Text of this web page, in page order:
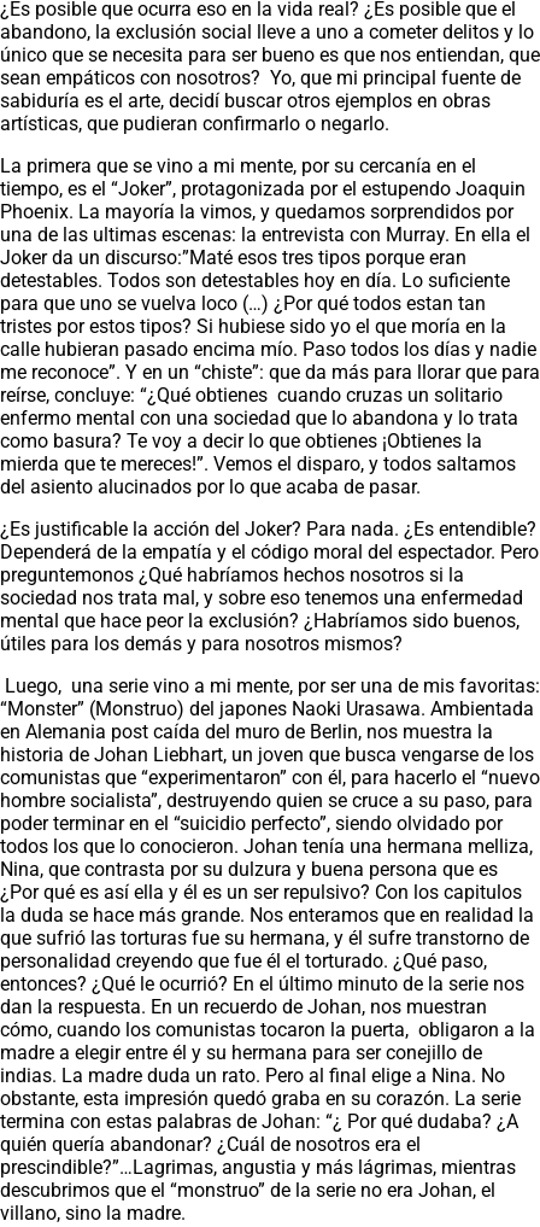
¿Es posible que ocurra eso en la vida real? ¿Es posible que el
abandono, la exclusión social lleve a uno a cometer delitos y lo
único que se necesita para ser bueno es que nos entiendan, que
sean empáticos con nosotros? Yo, que mi principal fuente de
sabiduría es el arte, decidí buscar otros ejemplos en obras
artísticas, que pudieran confirmarlo o negarlo.
La primera que se vino a mi mente, por su cercanía en el
tiempo, es el “Joker”, protagonizada por el estupendo Joaquin
Phoenix. La mayoría la vimos, y quedamos sorprendidos por
una de las ultimas escenas: la entrevista con Murray. En ella el
Joker da un discurso:”Maté esos tres tipos porque eran
detestables. Todos son detestables hoy en día. Lo suficiente
para que uno se vuelva loco (…) ¿Por qué todos estan tan
tristes por estos tipos? Si hubiese sido yo el que moría en la
calle hubieran pasado encima mío. Paso todos los días y nadie
me reconoce”. Y en un “chiste”: que da más para llorar que para
reírse, concluye: “¿Qué obtienes cuando cruzas un solitario
enfermo mental con una sociedad que lo abandona y lo trata
como basura? Te voy a decir lo que obtienes ¡Obtienes la
mierda que te mereces!”. Vemos el disparo, y todos saltamos
del asiento alucinados por lo que acaba de pasar.
¿Es justificable la acción del Joker? Para nada. ¿Es entendible?
Dependerá de la empatía y el código moral del espectador. Pero
preguntemonos ¿Qué habríamos hechos nosotros si la
sociedad nos trata mal, y sobre eso tenemos una enfermedad
mental que hace peor la exclusión? ¿Habríamos sido buenos,
útiles para los demás y para nosotros mismos?
Luego, una serie vino a mi mente, por ser una de mis favoritas:
“Monster” (Monstruo) del japones Naoki Urasawa. Ambientada
en Alemania post caída del muro de Berlin, nos muestra la
historia de Johan Liebhart, un joven que busca vengarse de los
comunistas que “experimentaron” con él, para hacerlo el “nuevo
hombre socialista”, destruyendo quien se cruce a su paso, para
poder terminar en el “suicidio perfecto”, siendo olvidado por
todos los que lo conocieron. Johan tenía una hermana melliza,
Nina, que contrasta por su dulzura y buena persona que es
¿Por qué es así ella y él es un ser repulsivo? Con los capitulos
la duda se hace más grande. Nos enteramos que en realidad la
que sufrió las torturas fue su hermana, y él sufre transtorno de
personalidad creyendo que fue él el torturado. ¿Qué paso,
entonces? ¿Qué le ocurrió? En el último minuto de la serie nos
dan la respuesta. En un recuerdo de Johan, nos muestran
cómo, cuando los comunistas tocaron la puerta, obligaron a la
madre a elegir entre él y su hermana para ser conejillo de
indias. La madre duda un rato. Pero al final elige a Nina. No
obstante, esta impresión quedó graba en su corazón. La serie
termina con estas palabras de Johan: “¿ Por qué dudaba? ¿A
quién quería abandonar? ¿Cuál de nosotros era el
prescindible?”…Lagrimas, angustia y más lágrimas, mientras
descubrimos que el “monstruo” de la serie no era Johan, el
villano, sino la madre.